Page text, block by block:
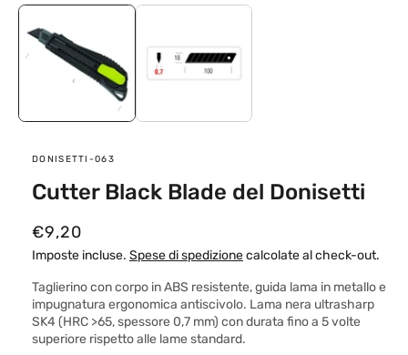
multimediali
1
finestra
SKU:
DONISETTI-063
Cutter Black Blade del Donisetti
P
r
e
z
z
€9,20
Imposte incluse. Spese di spedizionecalcolate al check-out.
Taglierino con corpo in ABS resistente, guida lama in metallo e
impugnatura ergonomica antiscivolo. Lama nera ultrasharp
SK4 (HRC >65, spessore 0,7 mm) con durata fino a 5 volte
superiore rispetto alle lame standard.